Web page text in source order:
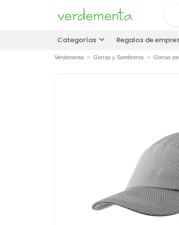
Categorías Regalos de
Verdementa Gorras y Sombreros Gorras